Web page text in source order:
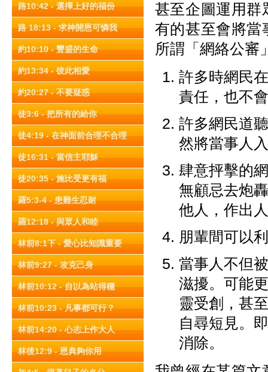
路10:42 - 選擇上好的福份
路 18:13 - 求神開恩可憐我
約10:10 - 豐盛的生命
約13:34 - 彼此相愛
約20:27 - 不要疑惑
徒3:6 - 把所有的給你
徒4:19 - 在神面前合理不合理
徒16:31 - 當信主耶穌
徒20:35 - 施比受更有福
羅5:3-4 - 患難生忍耐
羅12:18 - 與眾人和睦
林前8:1下 - 愛心比知識重要
林前9:27 - 攻克己身
林前10:12 - 自以為站得穩
林前10:23 - 凡事都可行？
林前14:20 - 心志上作大人
林後12:9 - 恩典夠你用
甚至企圖運用群
有的甚至會將當
所謂「網絡公審
許多時網民
責任，也不
許多網民道
然將當事人
肆意抨擊的
無顧忌去炮
他人，作出
朋輩間可以
當事人不但
滋擾。可能
靈受創，甚
自尋短見。
消除。